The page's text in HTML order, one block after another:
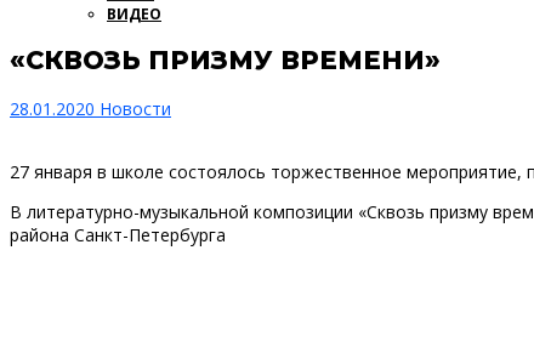
ВИДЕО
«СКВОЗЬ ПРИЗМУ ВРЕМЕНИ»
28.01.2020 Новости
27 января в школе состоялось торжественное
В литературно-музыкальной композиции «Сквозь призму
района Санкт-Петербурга